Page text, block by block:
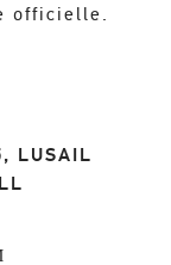
officielle.
LUSAIL